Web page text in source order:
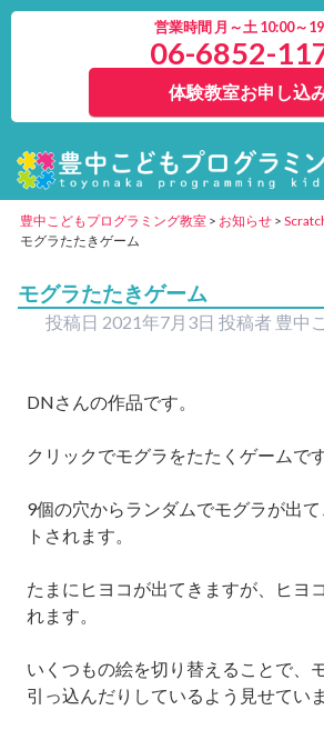
営業時間 月～土 10:00～
06-6852-
体験教室お申し込
豊中こどもプログラミング教室 > お知らせ >
モグラたたきゲーム
モグラたたきゲーム
投稿日 2021年7月3日 投稿者 豊中
DNさんの作品です。
クリックでモグラをたたくゲームです
9個の穴からランダムでモグラが出
トされます。
たまにヒヨコが出てきますが、ヒヨ
れます。
いくつもの絵を切り替えることで、
引っ込んだりしているよう見せていま